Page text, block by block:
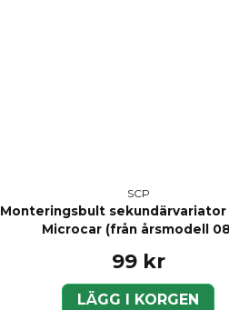
SCP
Monteringsbult sekundärvariator
Microcar (från årsmodell
99 kr
LÄGG I KORGEN